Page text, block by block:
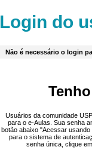
Login do
Não é necessário o login
Usuários da comunidade
para o e-Aulas. Sua senha
botão abaixo "Acessar
para o sistema de
senha única, clique